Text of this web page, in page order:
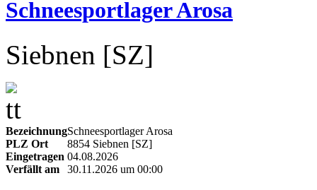
Schneesportlager Arosa
Siebnen [SZ]
BezeichnungSchneesportlager Arosa
PLZ Ort
8854 Siebnen [SZ]
Eingetragen 04.08.2026
Verfällt am
30.11.2026 um 00:00